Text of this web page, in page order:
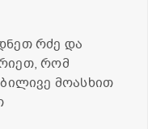
რძე და
რომ
მოასხით